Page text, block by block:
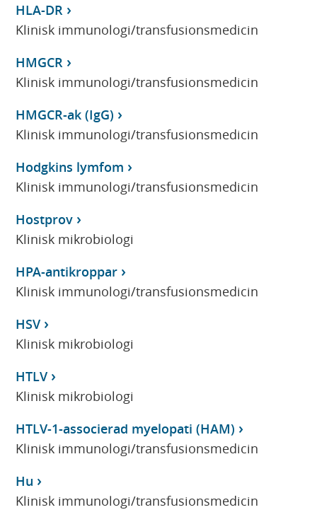
HLA-DR
Klinisk immunologi/transfusionsmedicin
HMGCR
Klinisk immunologi/transfusionsmedicin
HMGCR-ak (IgG)
Klinisk immunologi/transfusionsmedicin
Hodgkins lymfom
Klinisk immunologi/transfusionsmedicin
Hostprov
Klinisk mikrobiologi
HPA-antikroppar
Klinisk immunologi/transfusionsmedicin
HSV
Klinisk mikrobiologi
HTLV
Klinisk mikrobiologi
HTLV-1-associerad myelopati (HAM)
Klinisk immunologi/transfusionsmedicin
Hu
Klinisk immunologi/transfusionsmedicin